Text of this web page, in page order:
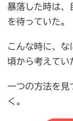
暴落した時は、
を待っていた。
こんな時に、な
頃から考えてい
一つの方法を見
く。